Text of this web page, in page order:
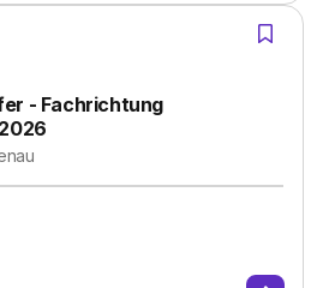
- Fachrichtung